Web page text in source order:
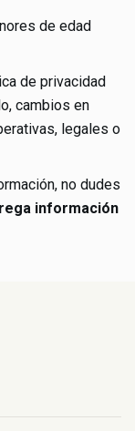
de edad
de privacidad
cambios en
legales o
no dudes
información